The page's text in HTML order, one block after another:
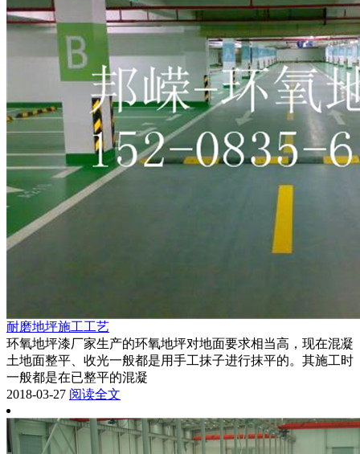
耐磨地坪施工工艺
环氧地坪漆厂家生产的环氧地坪对地面要求相当高，现在混凝
土地面整平、收光一般都是用手工抹子进行抹平的。其施工时
一般都是在已整平的混凝
2018-03-27 阅读全文